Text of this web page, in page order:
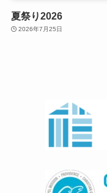
夏祭り2026
2026年7月25日